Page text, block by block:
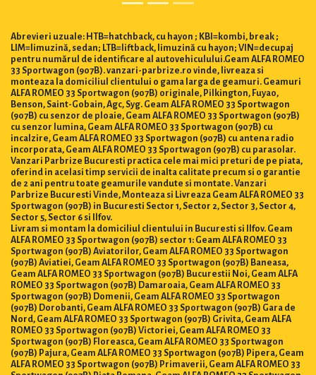
Abrevieri uzuale: HTB=hatchback, cu hayon ; KBI=kombi, break ;
LIM=limuzină, sedan; LTB=liftback, limuzină cu hayon; VIN=decupaj
pentru numărul de identificare al autovehiculului.Geam ALFA ROMEO
33 Sportwagon (907B). vanzari-parbrize.ro vinde, livreaza si
monteaza la domiciliul clientului o gama larga de geamuri. Geamuri
ALFA ROMEO 33 Sportwagon (907B) originale, Pilkington, Fuyao,
Benson, Saint-Gobain, Agc, Syg. Geam ALFA ROMEO 33 Sportwagon
(907B) cu senzor de ploaie, Geam ALFA ROMEO 33 Sportwagon (907B)
cu senzor lumina, Geam ALFA ROMEO 33 Sportwagon (907B) cu
incalzire, Geam ALFA ROMEO 33 Sportwagon (907B) cu antena radio
incorporata, Geam ALFA ROMEO 33 Sportwagon (907B) cu parasolar.
Vanzari Parbrize Bucuresti practica cele mai mici preturi de pe piata,
oferind in acelasi timp servicii de inalta calitate precum si o garantie
de 2 ani pentru toate geamurile vandute si montate. Vanzari
Parbrize Bucuresti Vinde, Monteaza si Livreaza Geam ALFA ROMEO 33
Sportwagon (907B) in Bucuresti Sector 1, Sector 2, Sector 3, Sector 4,
Sector 5, Sector 6 si Ilfov.
Livram si montam la domiciliul clientului in Bucuresti si Ilfov. Geam
ALFA ROMEO 33 Sportwagon (907B) sector 1: Geam ALFA ROMEO 33
Sportwagon (907B) Aviatorilor, Geam ALFA ROMEO 33 Sportwagon
(907B) Aviatiei, Geam ALFA ROMEO 33 Sportwagon (907B) Baneasa,
Geam ALFA ROMEO 33 Sportwagon (907B) Bucurestii Noi, Geam ALFA
ROMEO 33 Sportwagon (907B) Damaroaia, Geam ALFA ROMEO 33
Sportwagon (907B) Domenii, Geam ALFA ROMEO 33 Sportwagon
(907B) Dorobanti, Geam ALFA ROMEO 33 Sportwagon (907B) Gara de
Nord, Geam ALFA ROMEO 33 Sportwagon (907B) Grivita, Geam ALFA
ROMEO 33 Sportwagon (907B) Victoriei, Geam ALFA ROMEO 33
Sportwagon (907B) Floreasca, Geam ALFA ROMEO 33 Sportwagon
(907B) Pajura, Geam ALFA ROMEO 33 Sportwagon (907B) Pipera, Geam
ALFA ROMEO 33 Sportwagon (907B) Primaverii, Geam ALFA ROMEO 33